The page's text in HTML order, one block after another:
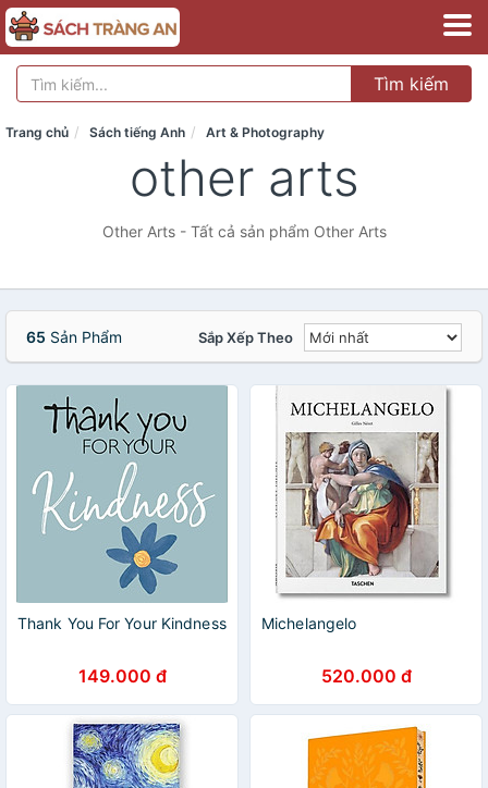
Tìm kiếm
Trang chủ Sách tiếng Anh Art & Photography
other arts
Other Arts - Tất cả sản phẩm Other Arts
65 Sản Phẩm Sắp Xếp Theo
Thank You For Your Kindness
149.000 đ
Michelangelo
520.000 đ